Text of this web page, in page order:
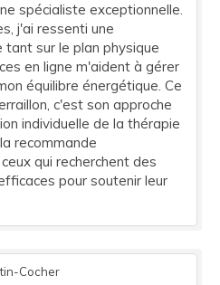
spécialiste exceptionnelle.
j'ai ressenti une
sur le plan physique
en ligne m'aident à gérer
équilibre énergétique. Ce
c'est son approche
individuelle de la thérapie
recommande
qui recherchent des
pour soutenir leur
Cocher